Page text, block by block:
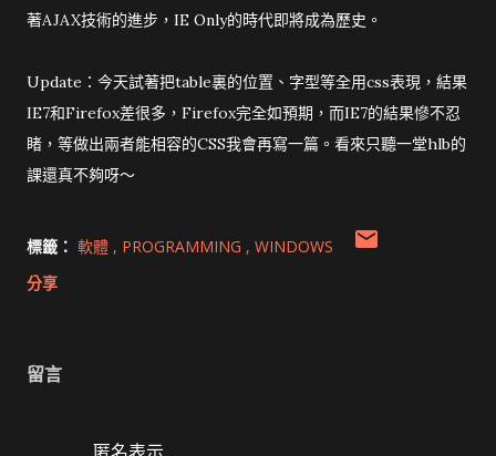
著AJAX技術的進步，IE Only的時代即將成為歷史。
Update：今天試著把table裏的位置、字型等全用css表現，結果
IE7和Firefox差很多，Firefox完全如預期，而IE7的結果慘不忍
睹，等做出兩者能相容的CSS我會再寫一篇。看來只聽一堂hlb的
課還真不夠呀～
標籤： 軟體 PROGRAMMING
WINDOWS
分享
留言
匿名表示…